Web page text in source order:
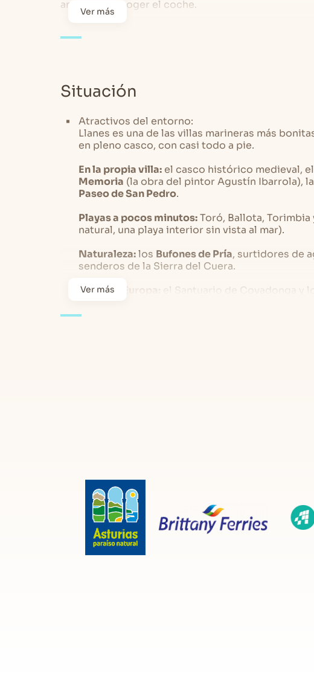
antiguo, sin coger el coche.
cerca las playas del oriente asturiano y los Picos de
Ver más
Situación
Atractivos del entorno:
Llanes es una de las villas marineras más
en pleno casco, con casi todo a pie.
En la propia villa: el casco histórico medieval,
Memoria (la obra del pintor Agustín Ibarrola),
Paseo de San Pedro.
Playas a pocos minutos:Toró, Ballota, Torimbia
natural, una playa interior sin vista al mar).
Naturaleza:los Bufones de Pría, surtidores de
senderos de la Sierra del Cuera.
Picos de Europa:
el Santuario de Covadonga y
Cocina
Plancha de ropa
Ver más